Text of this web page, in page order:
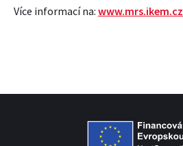
Více informací na: www.mrs.ikem.cz